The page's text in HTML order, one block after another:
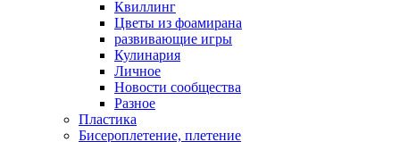
Квиллинг
Цветы из фоамирана
развивающие игры
Кулинария
Личное
Новости сообщества
Разное
Пластика
Бисероплетение, плетение